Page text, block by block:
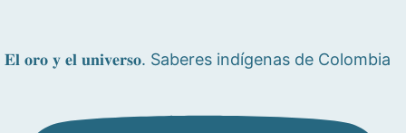
𝐄𝐥 𝐨𝐫𝐨 𝐲 𝐞𝐥 𝐮𝐧𝐢𝐯𝐞𝐫𝐬𝐨. Saberes indígenas de Colombia